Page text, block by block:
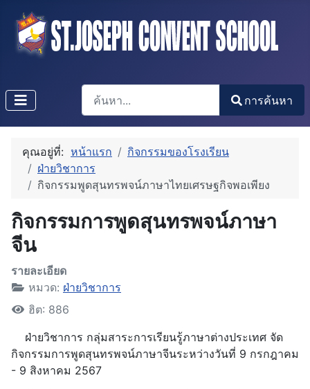
การค้นหา
Type 2 or more characters for results.
การค้นหา
คุณอยู่ที่: หน้าแรก
กิจกรรมของโรงเรียน
ฝ่ายวิชาการ
กิจกรรมพูดสุนทรพจน์ภาษาไทยเศรษฐกิจพอเพียง
กิจกรรมการพูดสุนทรพจน์ภาษา
จีน
รายละเอียด
หมวด: ฝ่ายวิชาการ
ฮิต: 886
ฝ่ายวิชาการ กลุ่มสาระการเรียนรู้ภาษาต่างประเทศ จัด
กิจกรรมการพูดสุนทรพจน์ภาษาจีนระหว่างวันที่ 9 กรกฎาคม
- 9 สิงหาคม 2567